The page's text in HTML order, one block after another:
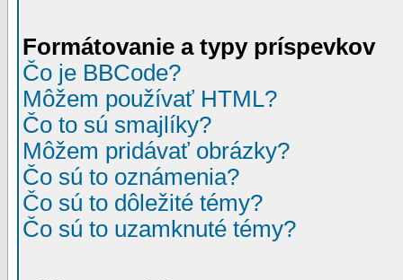
Formátovanie a typy príspevkov
Čo je BBCode?
Môžem používať HTML?
Čo to sú smajlíky?
Môžem pridávať obrázky?
Čo sú to oznámenia?
Čo sú to dôležité témy?
Čo sú to uzamknuté témy?